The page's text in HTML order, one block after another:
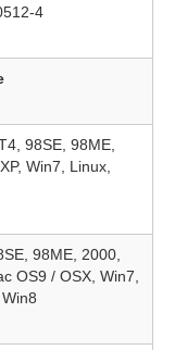
4
98SE, 98ME,
Win7, Linux,
98ME, 2000,
OS9 / OSX, Win7,